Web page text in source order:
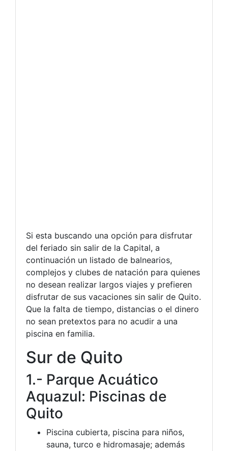
Si esta buscando una opción para disfrutar
del feriado sin salir de la Capital, a
continuación un listado de balnearios,
complejos y clubes de natación para quienes
no desean realizar largos viajes y prefieren
disfrutar de sus vacaciones sin salir de Quito.
Que la falta de tiempo, distancias o el dinero
no sean pretextos para no acudir a una
piscina en familia.
Sur de Quito
1.- Parque Acuático
Aquazul: Piscinas de
Quito
Piscina cubierta, piscina para niños,
sauna, turco e hidromasaje; además